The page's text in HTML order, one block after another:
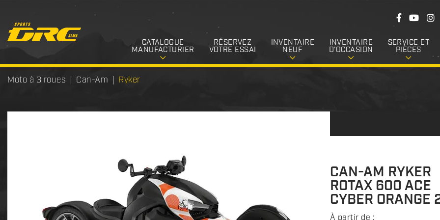
CATALOGUE
MANUFACTURIER
RÉSERVEZ
VOTRE ESSAI
INVENTAIRE
NEUF
INVENTAIRE
D’OCCASION
SERVICE ET
PIÈCES
S
i
v
e
z
F
e
b
o
k
Y
T
u
b
e
I
t
a
Moto à 3 roues Can-Am Ryker
CAN-AM RYKER
ROTAX 600 ACE
CYBER ORANGE
À partir de :